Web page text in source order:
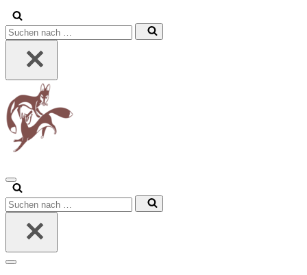
Suchen
nach …
Navigationsmenü
Suchen
nach …
Navigationsmenü